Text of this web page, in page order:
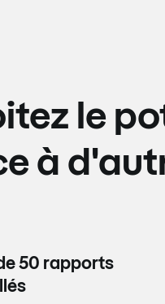
le
à
50 rapports